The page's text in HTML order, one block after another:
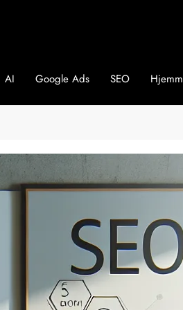
AI Google Ads SEO